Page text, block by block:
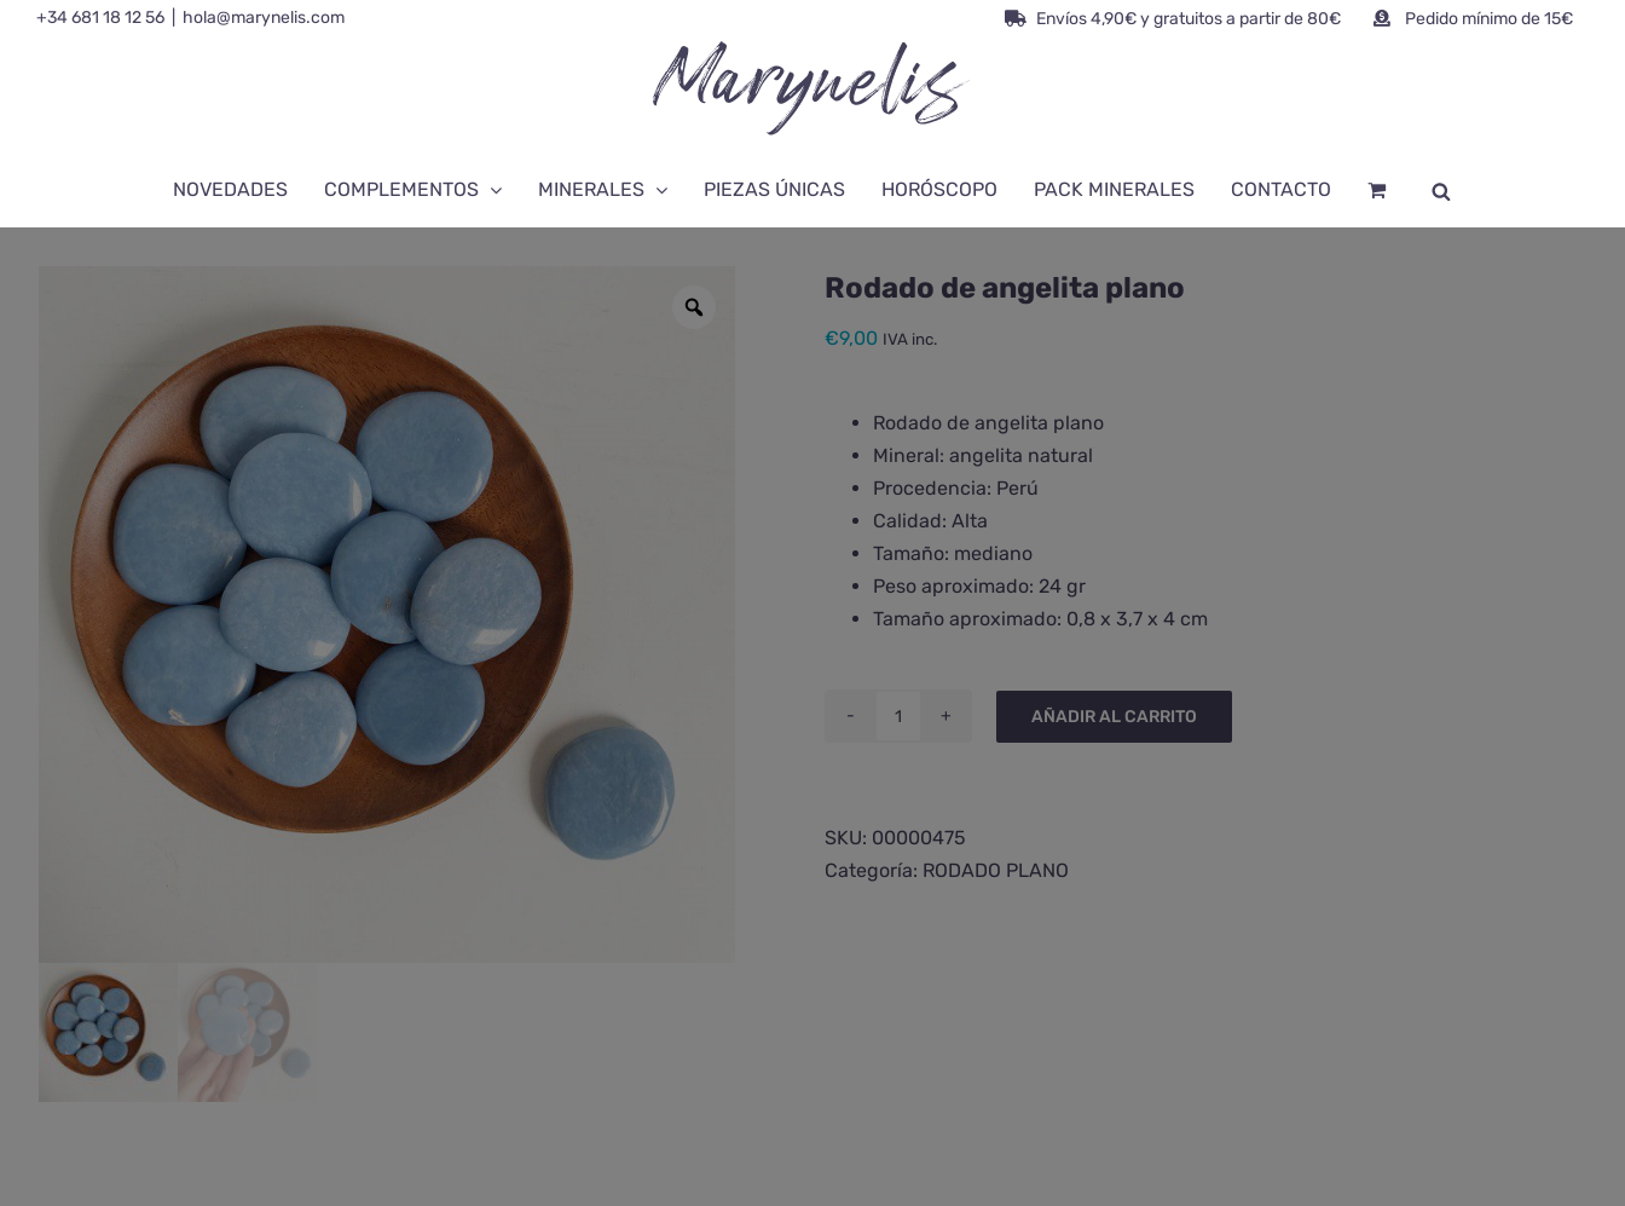
Saltar+34 681 18 12 56 hola@marynelis.com Envíos 4,90€ y gratuitos a partir de 80€ Pedido mínimo de 15€
NOVEDADES COMPLEMENTOS MINERALES PIEZAS ÚNICAS HORÓSCOPO PACK MINERALES CONTACTO
Rodado de angelita plano
€9,00 IVA inc.
Rodado de angelita plano
Mineral: angelita natural
Procedencia: Perú
Calidad: Alta
Tamaño: mediano
Peso aproximado: 24 gr
Tamaño aproximado: 0,8 x 3,7 x 4 cm
plano
cantidad
AÑADIR AL CARRITO
SKU: 00000475
Categoría: RODADO PLANO